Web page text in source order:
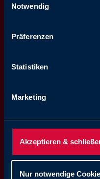
Cookies, wenn Sie
Notwendig
Präferenzen
Statistiken
Marketing
Akzeptieren &
Nur notwendige